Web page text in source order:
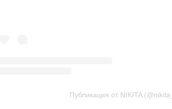
Публикация от NIKITA